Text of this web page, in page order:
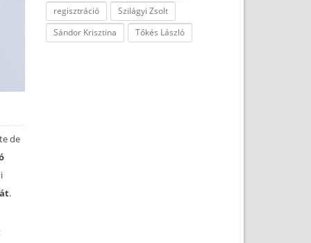
de
.
regisztráció
Szilágyi Zsolt
Sándor Krisztina
Tőkés László